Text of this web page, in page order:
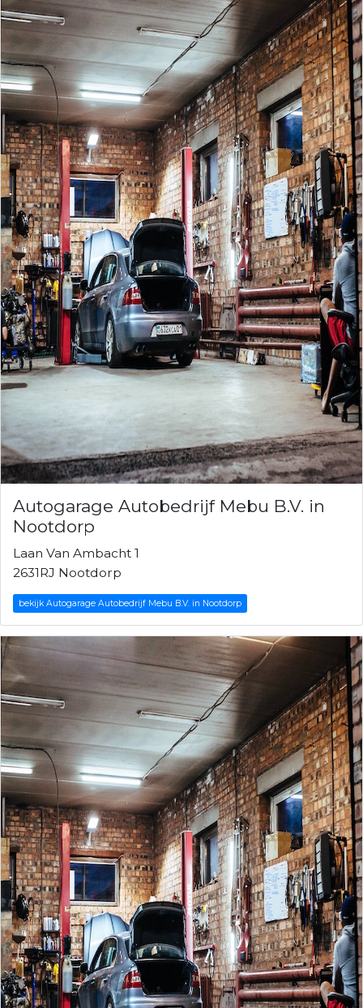
Autogarage Autobedrijf Mebu B.V. in
Nootdorp
Laan Van Ambacht 1
2631RJ Nootdorp
bekijk Autogarage Autobedrijf Mebu B.V. in Nootdorp